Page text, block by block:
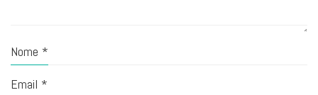
Nome *
Email *